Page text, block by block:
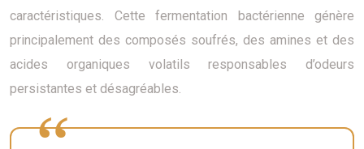
caractéristiques. Cette fermentation bactérienne génère
principalement des composés soufrés, des amines et des
acides organiques volatils responsables d’odeurs
persistantes et désagréables.